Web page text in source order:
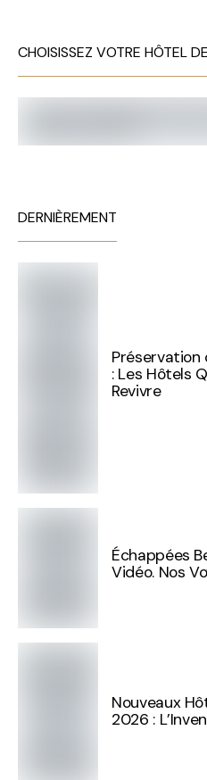
CHOISISSEZ VOTRE HÔTEL
DERNIÈREMENT
Préservation
: Les Hôtels
Revivre
Échappées
Vidéo. Nos
Nouveaux
2026 :